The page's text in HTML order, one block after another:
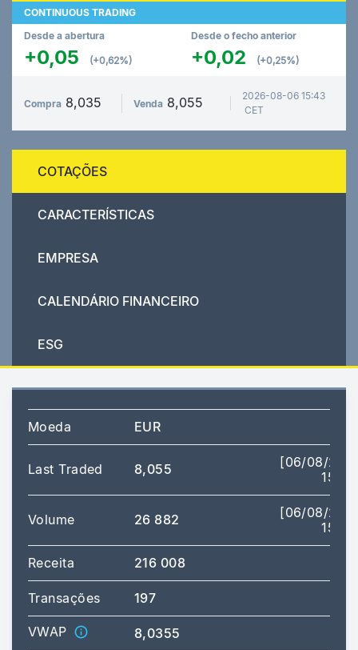
CONTINUOUS TRADING
Desde a abertura
+0,05 (+0,62%)
Desde o fecho anterior
+0,02 (+0,25%)
Compra 8,035 Venda 8,055
2026-08-06 15:43
CET
COTAÇÕES
CARACTERÍSTICAS
EMPRESA
CALENDÁRIO FINANCEIRO
ESG
Moeda EUR
Last Traded 8,055
[06/08/
Volume 26 882
[06/08/
Receita 216 008
Transações 197
VWAP 8,0355